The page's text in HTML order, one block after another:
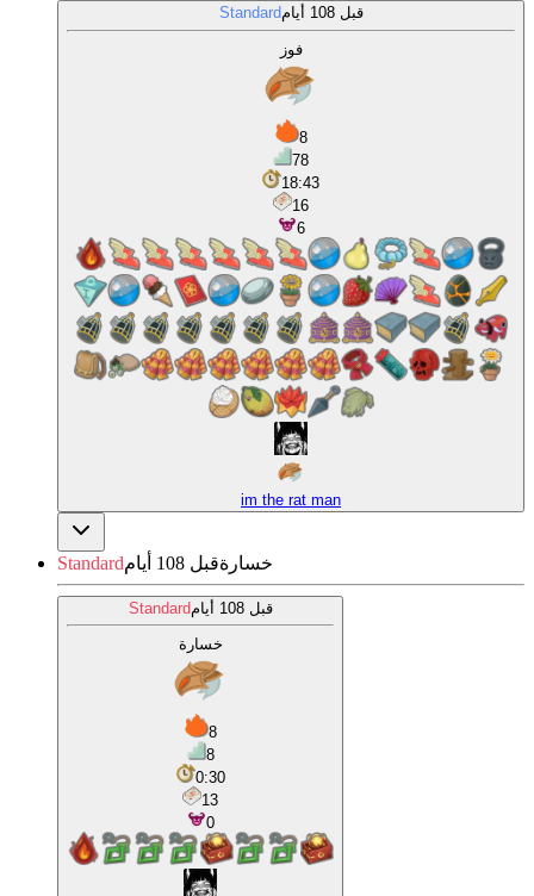
Standard قبل 108 أيام
فوز
8
78
18:43
16
6
im the rat man
Standard خسارةقبل 108 أيام
Standard قبل 108 أيام
خسارة
8
8
0:30
13
0